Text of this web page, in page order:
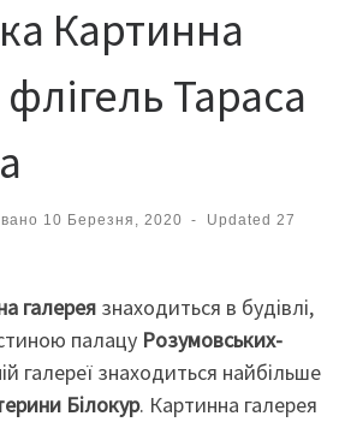
Картинна
Тараса
10 Березня, 2020 - Updated27
галерея знаходиться в будівлі,
палацу Розумовських-
галереї знаходиться найбільше
Білокур. Картинна галерея